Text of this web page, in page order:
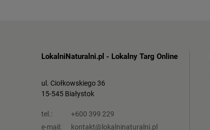
LokalniNaturalni.pl - Lokalny Targ Online
ul. Ciołkowskiego 36
15-545 Białystok
tel.:
+600 399 229
e-mail:
kontakt@lokalninaturalni.pl